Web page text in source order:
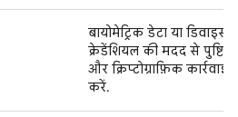
बायोमेट्रिक डेटा या डिवाइस
क्रेडेंशियल की मदद से पुष्टि
और क्रिप्टोग्राफ़िक
करें.